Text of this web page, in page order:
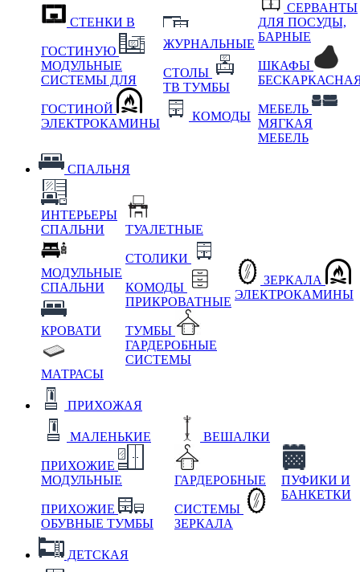
СТЕНКИ В
ГОСТИНУЮ
МОДУЛЬНЫЕ
СИСТЕМЫ ДЛЯ
ГОСТИНОЙ
ЭЛЕКТРОКАМИНЫ
ЖУРНАЛЬНЫЕ
СТОЛЫ
ТВ ТУМБЫ
КОМОДЫ
СЕРВАНТЫ
ДЛЯ ПОСУДЫ,
БАРНЫЕ
ШКАФЫ
МЕБЕЛЬ
МЯГКАЯ
МЕБЕЛЬ
СПАЛЬНЯ
ИНТЕРЬЕРЫ
СПАЛЬНИ
МОДУЛЬНЫЕ
СПАЛЬНИ
КРОВАТИ
МАТРАСЫ
ТУАЛЕТНЫЕ
СТОЛИКИ
КОМОДЫ
ПРИКРОВАТНЫЕ
ТУМБЫ
ГАРДЕРОБНЫЕ
СИСТЕМЫ
ЗЕРКАЛА
ЭЛЕКТРОКАМИНЫ
ПРИХОЖАЯ
МАЛЕНЬКИЕ
ПРИХОЖИЕ
МОДУЛЬНЫЕ
ПРИХОЖИЕ
ОБУВНЫЕ ТУМБЫ
ВЕШАЛКИ
ГАРДЕРОБНЫЕ
СИСТЕМЫ
ЗЕРКАЛА
ПУФИКИ И
БАНКЕТКИ
ДЕТСКАЯ